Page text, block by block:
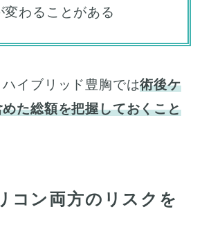
変わることがある
イブリッド豊胸では術後ケ
た総額を把握しておくこと
コン両方のリスクを